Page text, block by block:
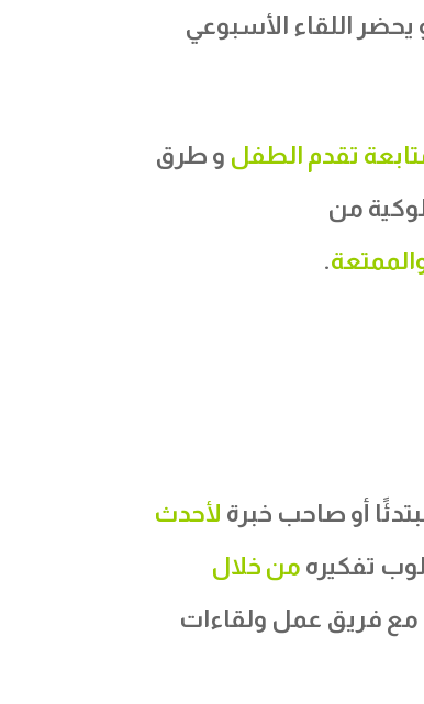
اللقاء الأسبوعي
تقدم الطفل و طرق
من
.
أو صاحب خبرة لأحدث
تفكيره من خلال
مع فريق عمل ولقاءات